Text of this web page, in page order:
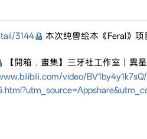
3144
本次纯兽绘本《Feral》项
【開箱．畫集】三牙社工作室｜異
video/